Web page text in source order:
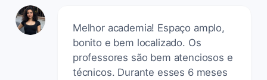
Melhor academia! Espaço amplo,
bonito e bem localizado. Os
professores são bem atenciosos e
técnicos. Durante esses 6 meses